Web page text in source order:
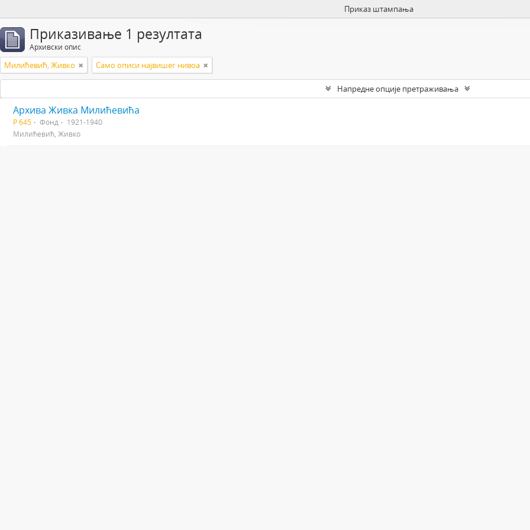
Приказ штампања
Приказивање 1 резултата
Архивски опис
Милићевић, Живко Само описи највишег нивоа
Напредне опције претраживања
Архива Живка Милићевића
Р 645 Фонд
1921-1940
Милићевић, Живко